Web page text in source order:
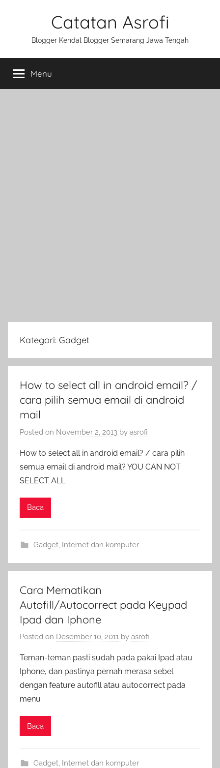
Catatan Asrofi
Blogger Kendal Blogger Semarang Jawa Tengah
Menu
Kategori: Gadget
How to select all in android email? /
cara pilih semua email di android
mail
Posted on November 2, 2013 by asrofi
How to select all in android email? / cara pilih
semua email di android mail? YOU CAN NOT
SELECT ALL
Baca
Gadget, Internet dan komputer
Cara Mematikan
Autofill/Autocorrect pada Keypad
Ipad dan Iphone
Posted on Desember 10, 2011 by asrofi
Teman-teman pasti sudah pada pakai Ipad atau
Iphone, dan pastinya pernah merasa sebel
dengan feature autofill atau autocorrect pada
menu
Baca
Gadget, Internet dan komputer